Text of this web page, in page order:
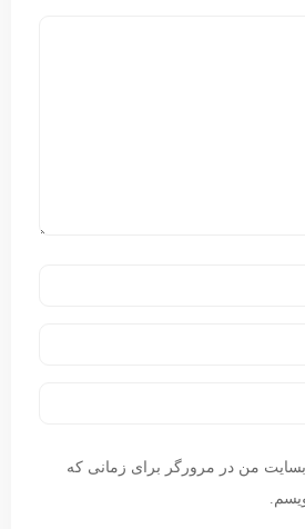
من در مرورگر برای زمانی که